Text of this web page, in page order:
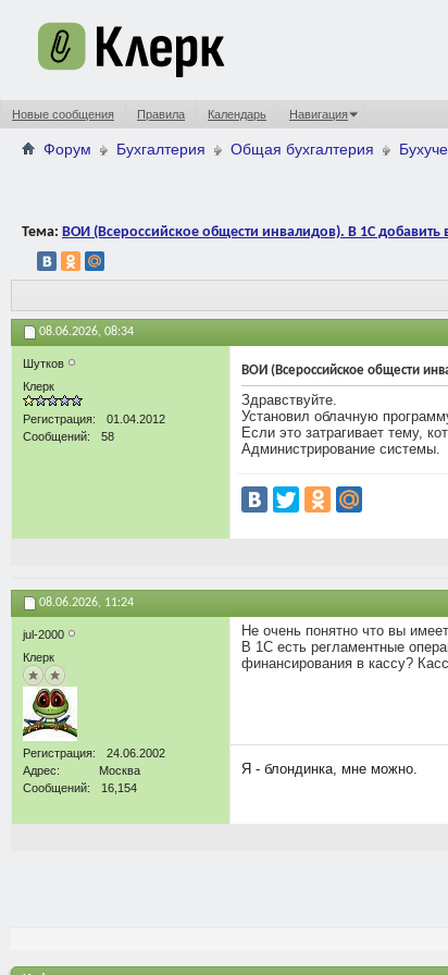
Новые сообщения Правила Календарь Навигация
Форум Бухгалтерия Общая бухгалтерия
Тема: ВОИ (Всероссийское общести инвалидов). В 1С добавить
08.06.2026, 08:34
Шутков
Клерк
Регистрация
01.04.2012
Сообщений
58
ВОИ (Всероссийское общести
Здравствуйте.
Установил облачную
Если это затрагивает тему,
Администрирование системы.
08.06.2026, 11:24
jul-2000
Клерк
Регистрация
24.06.2002
Адрес
Москва
Сообщений
16,154
Не очень понятно что вы
В 1С есть регламентные
финансирования в кассу?
Я - блондинка, мне можно.